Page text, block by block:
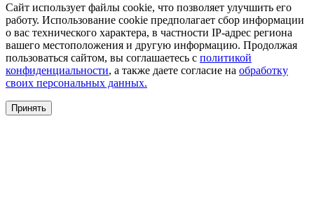
Сайт использует файлы cookie, что позволяет улучшить его
работу. Использование cookie предполагает сбор информации
о вас технического характера, в частности IP-адрес региона
вашего местоположения и другую информацию. Продолжая
пользоваться сайтом, вы соглашаетесь с политикой
конфиденциальности, а также даете согласие на обработку
своих персональных данных.
Принять